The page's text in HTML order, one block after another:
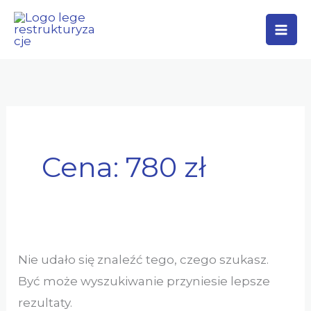
Przejdź
do
Cena: 780 zł
Nie udało się znaleźć tego, czego szukasz.
Być może wyszukiwanie przyniesie lepsze
rezultaty.
Szukaj
dla: